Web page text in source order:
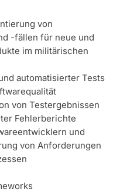
von
-fällen für neue und
im militärischen
automatisierter Tests
von Testergebnissen
Fehlerberichte
und
von Anforderungen